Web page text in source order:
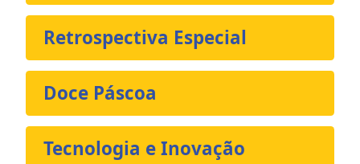
Retrospectiva Especial
Doce Páscoa
Tecnologia e Inovação